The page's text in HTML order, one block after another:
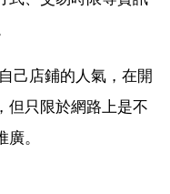
己店鋪的人氣，在開
但只限於網路上是不
。